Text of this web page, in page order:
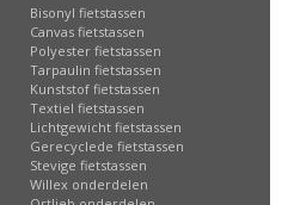
Bisonyl fietstassen
Canvas fietstassen
Polyester fietstassen
Tarpaulin fietstassen
Kunststof fietstassen
Textiel fietstassen
Lichtgewicht fietstassen
Gerecyclede fietstassen
Stevige fietstassen
Willex onderdelen